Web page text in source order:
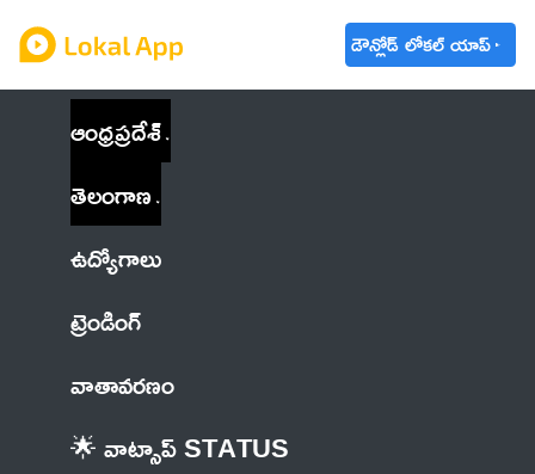
డౌన్లోడ్ లోకల్ యాప్
ఆంధ్రప్రదేశ్
తెలంగాణ
ఉద్యోగాలు
ట్రెండింగ్
వాతావరణం
🌟 వాట్సాప్ STATUS